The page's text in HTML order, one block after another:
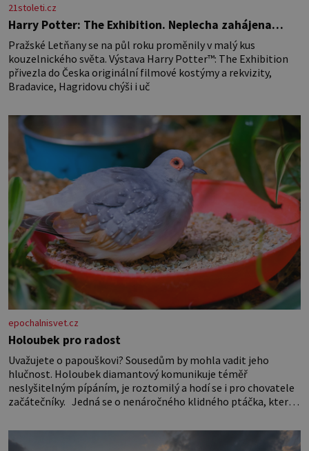
21stoleti.cz
Harry Potter: The Exhibition. Neplecha zahájena…
Pražské Letňany se na půl roku proměnily v malý kus
kouzelnického světa. Výstava Harry Potter™: The Exhibition
přivezla do Česka originální filmové kostýmy a rekvizity,
Bradavice, Hagridovu chýši i uč
epochalnisvet.cz
Holoubek pro radost
Uvažujete o papouškovi? Sousedům by mohla vadit jeho
hlučnost. Holoubek diamantový komunikuje téměř
neslyšitelným pípáním, je roztomilý a hodí se i pro chovatele
začátečníky. Jedná se o nenáročného klidného ptáčka, který
zbytky semínek Jeho domovinou je prakticky celá Austrálie s
výjimkou pobřežní oblasti.